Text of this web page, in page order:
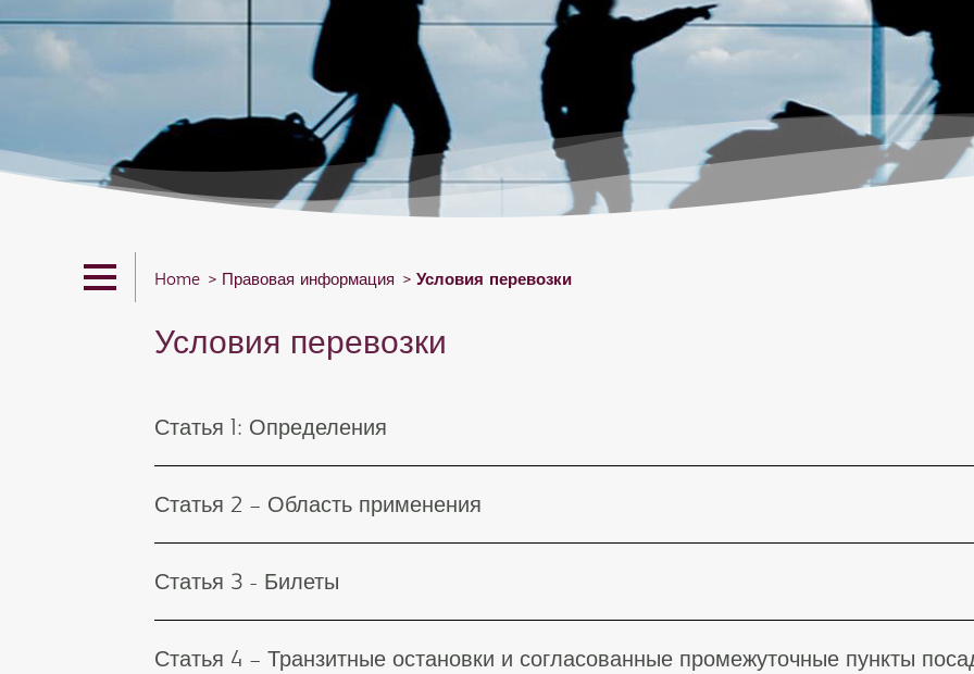
Home Правовая информация Условия перевозки
Условия перевозки
Статья 1: Определения
Статья 2 – Область применения
Статья 3 - Билеты
Статья 4 – Транзитные остановки и согласованные промежуточные пункты